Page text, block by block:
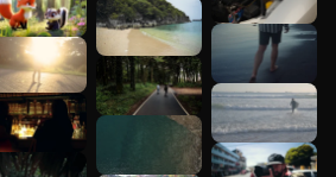
più